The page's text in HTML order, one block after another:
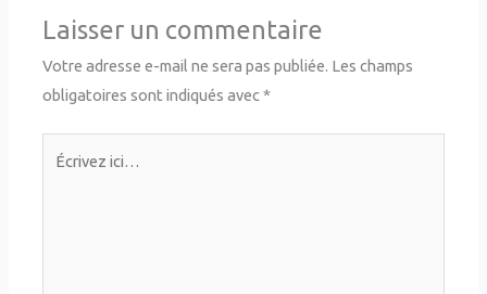
Laisser un commentaire
Votre adresse e-mail ne sera pas publiée. Les champs
obligatoires sont indiqués avec*